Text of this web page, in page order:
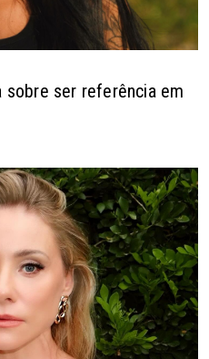
sobre ser referência em